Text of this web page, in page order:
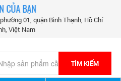
CỦA BẠN
01, quận Bình Thạnh, Hồ Chí
Việt Nam
TÌM KIẾM